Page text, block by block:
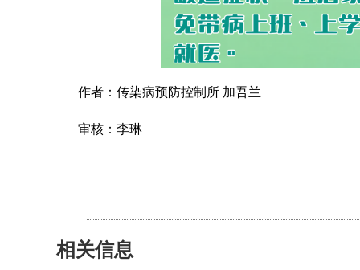
作者：传染病预防控制所 加吾兰
审核：李琳
相关信息